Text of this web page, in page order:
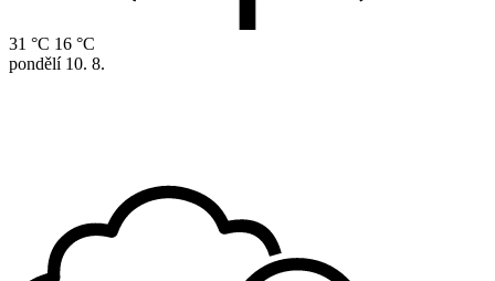
31 °C 16 °C
pondělí 10. 8.